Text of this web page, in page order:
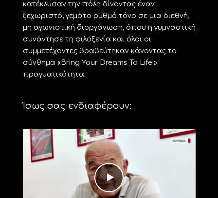
κατέκλυσαν την πόλη δίνοντας έναν
ξεχωριστό, γεμάτο ρυθμό τόνο σε μια διεθνή,
μη αγωνιστική διοργάνωση, όπου η γυμναστική
συνάντησε τη φιλοξενία και όλοι οι
συμμετέχοντες βραβεύτηκαν κάνοντας το
σύνθημα «Bring Your Dreams To Life!»
πραγματικότητα.
Ίσως σας ενδιαφέρουν: